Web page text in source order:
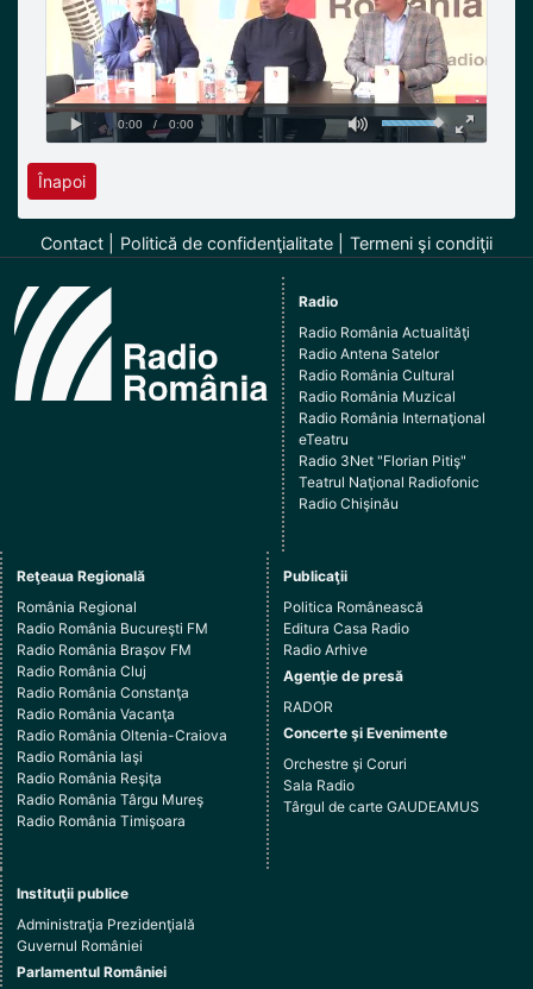
Înapoi
Contact Politică de confidenţialitate Termeni şi condiţii
Radio
Radio România Actualităţi
Radio Antena Satelor
Radio România Cultural
Radio România Muzical
Radio România Internaţional
eTeatru
Radio 3Net "Florian Pitiş"
Teatrul Naţional Radiofonic
Radio Chişinău
Reţeaua Regională
România Regional
Radio România Bucureşti FM
Radio România Braşov FM
Radio România Cluj
Radio România Constanţa
Radio România Vacanţa
Radio România Oltenia-Craiova
Radio România Iaşi
Radio România Reşiţa
Radio România Târgu Mureş
Radio România Timişoara
Publicaţii
Politica Românească
Editura Casa Radio
Radio Arhive
Agenţie de presă
RADOR
Concerte şi Evenimente
Orchestre şi Coruri
Sala Radio
Târgul de carte GAUDEAMUS
Instituţii publice
Administraţia Prezidenţială
Guvernul României
Parlamentul României